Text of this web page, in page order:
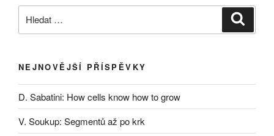
NEJNOVĚJŠÍ PŘÍSPĚVKY
D. Sabatini: How cells know how to grow
V. Soukup: Segmentů až po krk